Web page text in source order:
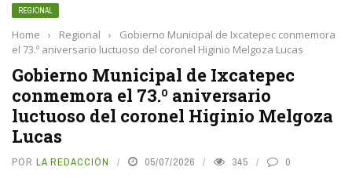
REGIONAL
Home › Regional ›
Gobierno Municipal de Ixcatepec conmemora
el 73.º aniversario luctuoso del coronel Higinio Melgoza Lucas
Gobierno Municipal de Ixcatepec
conmemora el 73.º aniversario
luctuoso del coronel Higinio Melgoza
Lucas
POR LA REDACCIÓN 05/07/2026 345 0